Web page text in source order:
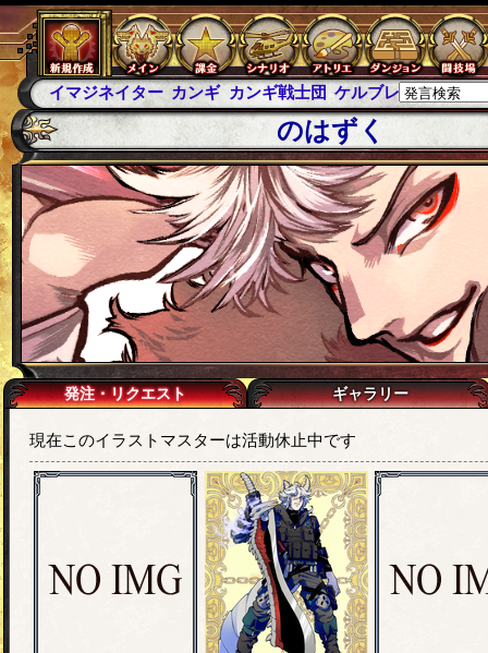
イマジネイター カンギ カンギ戦士団 ケルブレ ケルベロ
のはずく
発注・リクエスト ギャラリー
現在このイラストマスターは活動休止中です